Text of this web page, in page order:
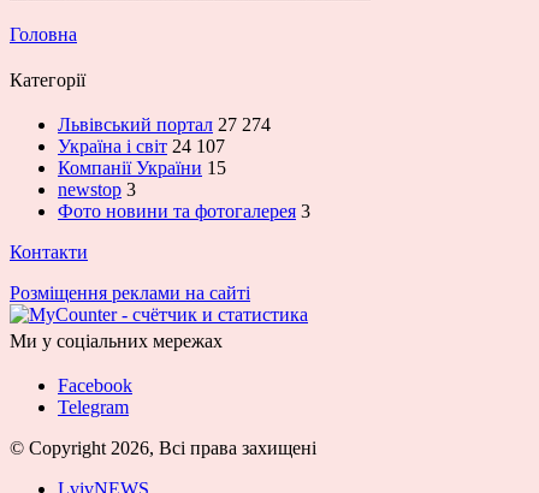
Головна
Категорії
Львівський портал 27 274
Україна і світ 24 107
Компанії України 15
newstop 3
Фото новини та фотогалерея 3
Контакти
Розміщення реклами на сайті
Ми у соціальних мережах
Facebook
Telegram
© Copyright 2026, Всі права захищені